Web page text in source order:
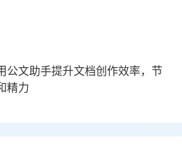
公文助手提升文档创作效率，节
精力